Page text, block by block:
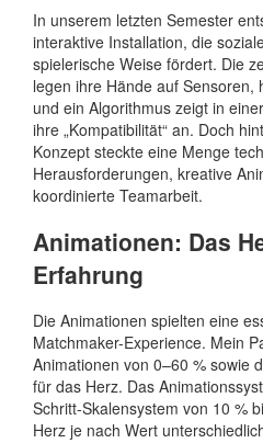
In unserem letzten Semester
interaktive Installation, die
spielerische Weise fördert. Die
legen ihre Hände auf
und ein Algorithmus zeigt in
ihre „Kompatibilität“ an. Doch
Konzept steckte eine Menge
Herausforderungen, kreative
koordinierte Teamarbeit.
Animationen: Das
Erfahrung
Die Animationen spielten eine
Matchmaker-Experience. Mein
Animationen von 0–60 % sowie
für das Herz. Das
Schritt-Skalensystem von 10 %
Herz je nach Wert